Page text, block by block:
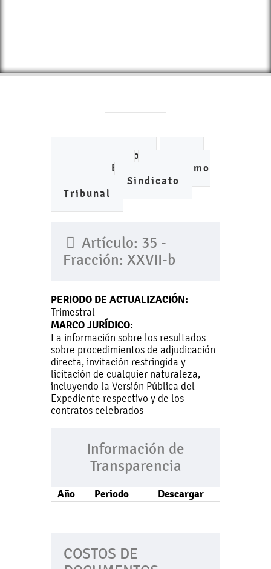
Ayuntamiento
IMCUFIDE
Organismo
Sindicato
Tribunal
Artículo: 35 -
Fracción: XXVII-b
PERIODO DE ACTUALIZACIÓN:
Trimestral
MARCO JURÍDICO:
La información sobre los resultados
sobre procedimientos de adjudicación
directa, invitación restringida y
licitación de cualquier naturaleza,
incluyendo la Versión Pública del
Expediente respectivo y de los
contratos celebrados
Información de
Transparencia
Año Periodo Descargar
COSTOS DE